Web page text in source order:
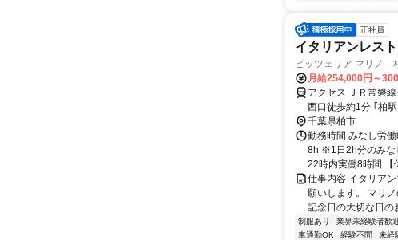
正社員
イタリアンレス
ピッツェリア マリノ
月給254,000円～
アクセス ＪＲ常磐
西口徒歩約1分 ｢柏
内禁煙 （喫煙所/勤
千葉県柏市
勤務時間 みなし労
8h ※1日2h分のみな
22時内実働8時間 【
仕事内容 イタリア
願いします。 マリ
記念日の大切な日の
制服あり 業界未経験者歓
車通勤OK
経験不問 未経